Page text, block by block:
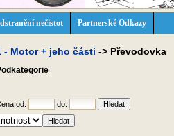
nečistot Partnerské Odkazy
- Motor + jeho části -> Převodovka
od: do: